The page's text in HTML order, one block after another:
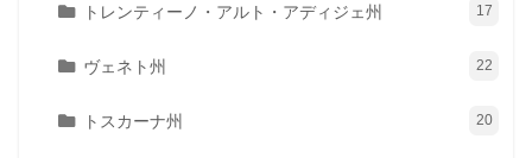
トレンティーノ・アルト・アディジェ州 17
ヴェネト州 22
トスカーナ州 20